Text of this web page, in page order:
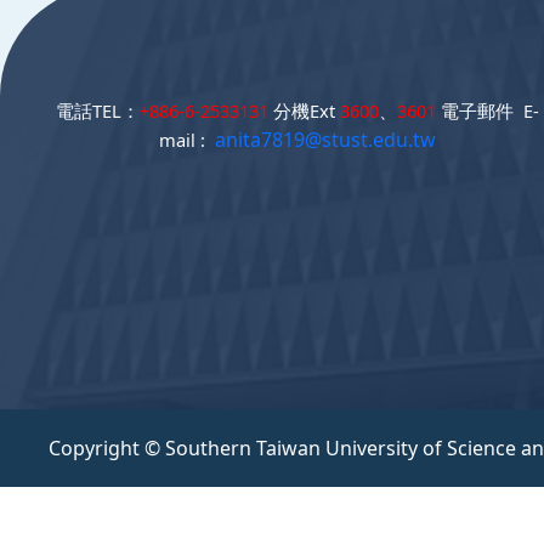
電話TEL：+886-6-2533131 分機Ext3600、3601 電子郵件 E-
mail :anita7819@stust.edu.tw
Copyright © Southern Taiwan University of Science